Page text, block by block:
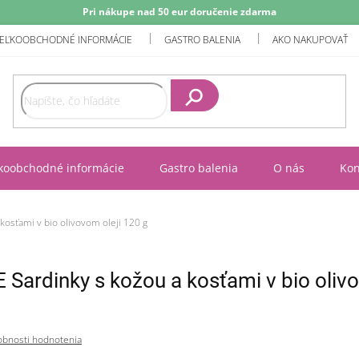
Pri nákupe nad 50 eur doručenie zdarma
INFORMÁCIE GASTRO BALENIA AKO NAKUPOVAŤ
Hľadať
informácie Gastro balenia O nás
v bio olivovom oleji 120 g
Sardinky s kožou a kosťami v bio
hodnotenia